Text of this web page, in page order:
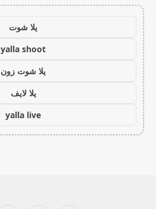
يلا شوت
yalla shoot
يلا شوت زون
يلا لايف
yalla live